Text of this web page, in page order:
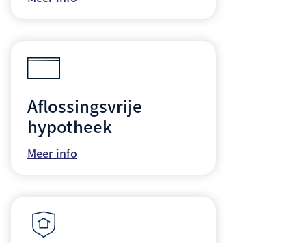
Aflossingsvrije
hypotheek
Meer info